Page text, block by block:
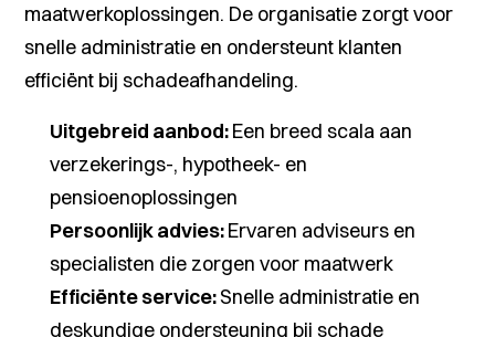
maatwerkoplossingen. De organisatie zorgt voor
snelle administratie en ondersteunt klanten
efficiënt bij schadeafhandeling.
Uitgebreid aanbod:Een breed scala aan
verzekerings-, hypotheek- en
pensioenoplossingen
Persoonlijk advies:Ervaren adviseurs en
specialisten die zorgen voor maatwerk
Efficiënte service:Snelle administratie en
deskundige ondersteuning bij schade